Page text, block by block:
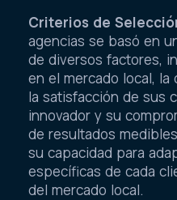
Criterios de
agencias se basó en
de diversos factores,
en el mercado local, la
la satisfacción de sus
innovador y su
de resultados
su capacidad para
específicas de cada
del mercado local.